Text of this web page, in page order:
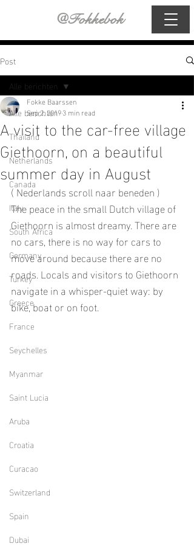
@Fokkebok
Post
Alle berichten
Thailand
Netherlands
Canada
Italy
South Africa
Germany
Turkey
Greece
France
Seychelles
Myanmar
Saint Lucia
Aruba
Croatia
Curacao
Switzerland
Spain
Dubai
Alle berichten
A visit to the car-free village
Giethoorn, on a beautiful
summer day in August
Fokke Baarssen
Sep 2, 20193 min read
( Nederlands scroll naar beneden )
The peace in the small Dutch village of
Giethoorn is almost dreamy. There are
no cars, there is no way for cars to
move around because there are no
roads. Locals and visitors to Giethoorn
navigate in a whisper-quiet way: by
bike, boat or on foot.